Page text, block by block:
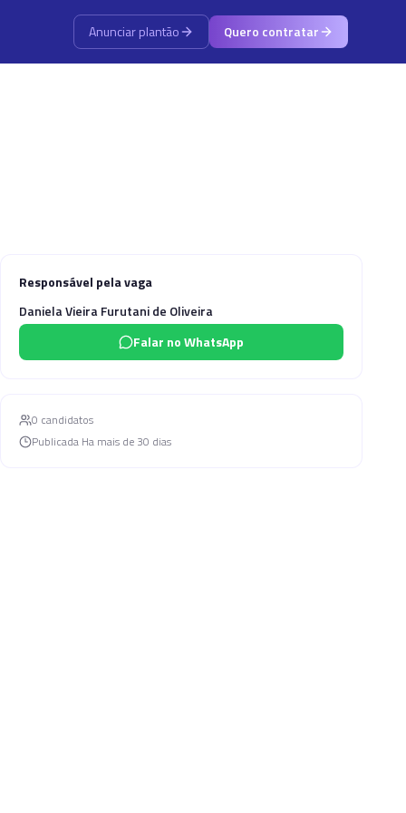
Anunciar plantão Quero contratar
Responsável pela vaga
Daniela Vieira Furutani de Oliveira
Falar no WhatsApp
0 candidatos
Publicada Ha mais de 30 dias